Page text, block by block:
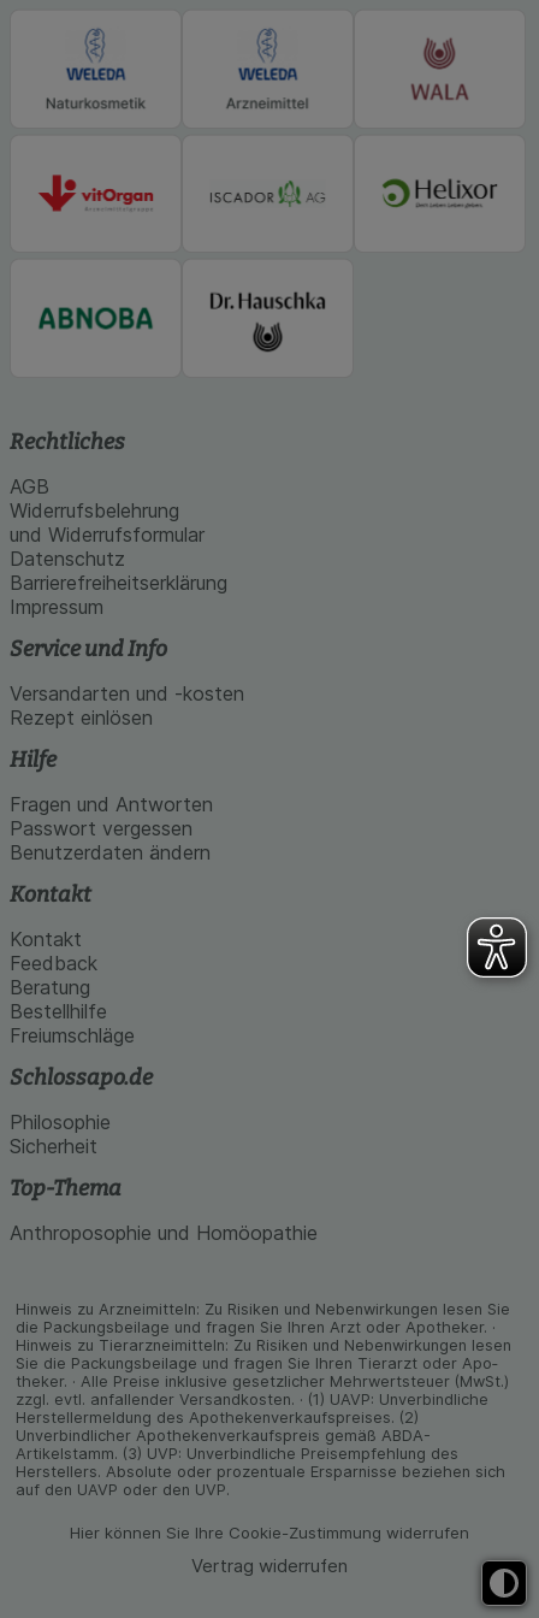
Statistik & Tracking:
Hierüber lassen sich
Informationen über die Art und Weise der Nutzung
unserer Website sammeln, mit deren Hilfe wir
unsere Website weiter für Sie optimieren können,
zu gestalten. Bitte beachten Sie, dass Daten
hierfür teilweise an Dritte wie z.B. Google oder
Rechtliches
AGB
Widerrufsbelehrung
und Widerrufsformular
Datenschutz
Barrierefreiheitserklärung
Impressum
Service und Info
Versandarten und -kosten
Rezept einlösen
Hilfe
Fragen und Antworten
Passwort vergessen
Benutzerdaten ändern
Kontakt
Kontakt
Feedback
Beratung
Bestellhilfe
Freiumschläge
Schlossapo.de
Philosophie
Sicherheit
Top-Thema
Anthroposophie und Homöopathie
Hinweis zu Arzneimitteln: Zu Risiken und Neben­wirkungen lesen Sie
die Packungs­beilage und fragen Sie Ihren Arzt oder Apo­theker. ·
Hinweis zu Tier­arz­nei­mitteln: Zu Risiken und Neben­wirkungen lesen
Sie die Packungs­beilage und fragen Sie Ihren Tier­arzt oder Apo­
theker. · Alle Preise inklusive gesetz­licher Mehrwertsteuer (MwSt.)
zzgl. evtl. anfallender Versand­kosten. · (1) UAVP: Unverbindliche
Herstellermeldung des Apothekenverkaufspreises. (2)
Unverbindlicher Apothekenverkaufspreis gemäß ABDA-
Artikelstamm. (3) UVP: Unverbindliche Preisempfehlung des
Herstellers. Absolute oder prozentuale Ersparnisse beziehen sich
auf den UAVP oder den UVP.
Hier können Sie Ihre Cookie-Zustimmung widerrufen
Vertrag widerrufen